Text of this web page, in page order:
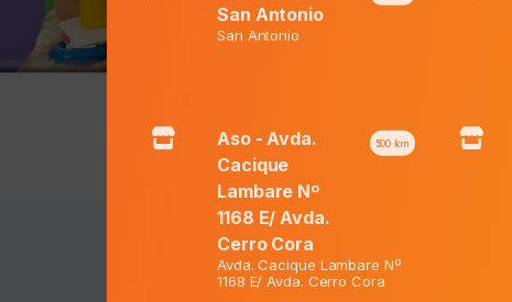
San Antonio
San Antonio
Aso - Avda.
Cacique
Lambare Nº
1168 E/ Avda.
Cerro Cora
500 km
Avda. Cacique Lambare Nº
1168 E/ Avda. Cerro Cora